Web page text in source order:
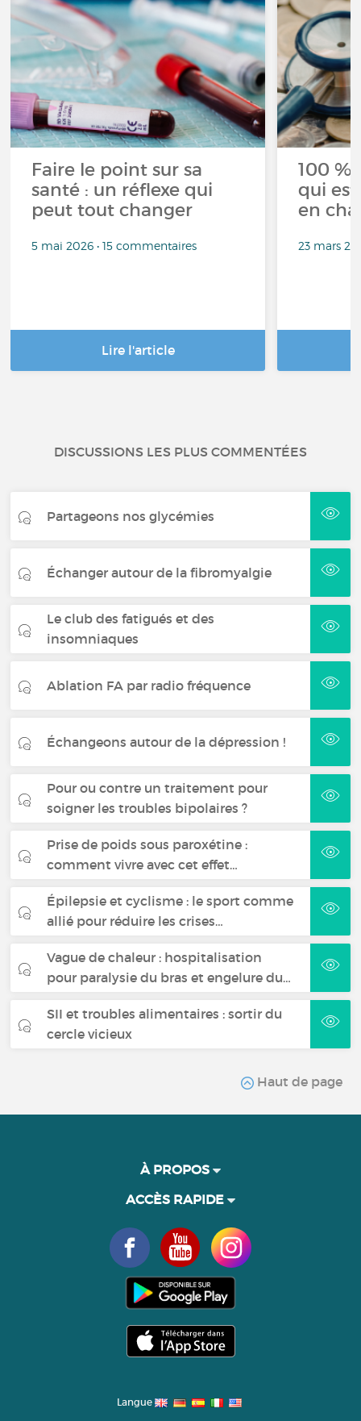
Faire le point sur sa
santé : un réflexe qui
peut tout changer
5 mai 2026 • 15 commentaires
Lire l'article
100 %
qui
en
23 mars
DISCUSSIONS LES PLUS COMMENTÉES
Partageons nos glycémies
Échanger autour de la fibromyalgie
Le club des fatigués et des
insomniaques
Ablation FA par radio fréquence
Échangeons autour de la dépression !
Pour ou contre un traitement pour
soigner les troubles bipolaires ?
Prise de poids sous paroxétine :
comment vivre avec cet effet…
Épilepsie et cyclisme : le sport comme
allié pour réduire les crises…
Vague de chaleur : hospitalisation
pour paralysie du bras et engelure du…
SII et troubles alimentaires : sortir du
cercle vicieux
Haut de page
À PROPOS
ACCÈS RAPIDE
Langue